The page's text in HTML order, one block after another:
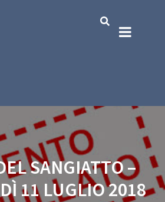
SANGIATTO –
11 LUGLIO 2018